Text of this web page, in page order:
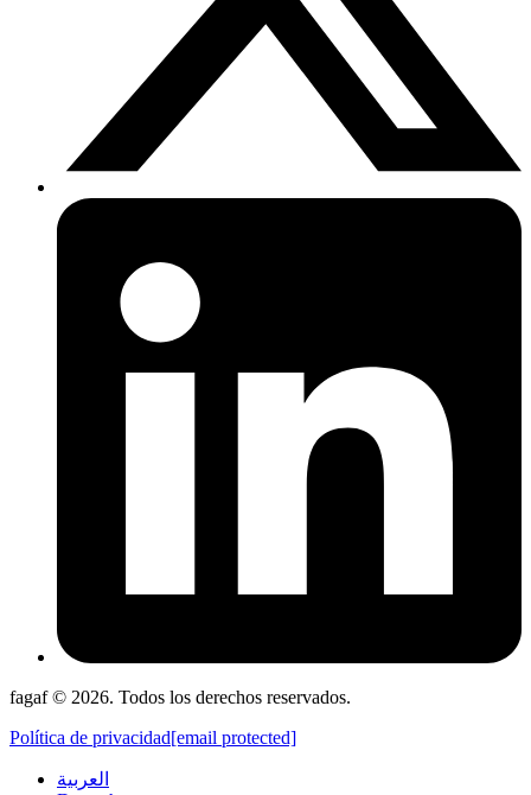
fagaf © 2026. Todos los derechos reservados.
Política de privacidad[email protected]
العربية